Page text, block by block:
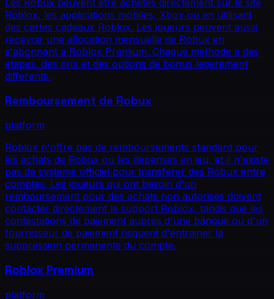
Roblox, les applications mobiles, Xbox ou en utilisant
des cartes cadeaux Roblox. Les joueurs peuvent aussi
recevoir une allocation mensuelle de Robux en
s'abonnant a Roblox Premium. Chaque methode a des
etapes, des prix et des options de bonus legerement
differents.
Remboursement de Robux
platform
Roblox n'offre pas de remboursements standard pour
les achats de Robux ou les depenses en jeu, et il n'existe
pas de systeme officiel pour transferer des Robux entre
comptes. Les joueurs qui ont besoin d'un
remboursement pour des achats non autorises doivent
contacter directement le support Roblox, tandis que les
contestations de paiement aupres d'une banque ou d'un
fournisseur de paiement risquent d'entrainer la
suppression permanente du compte.
Roblox Premium
platform